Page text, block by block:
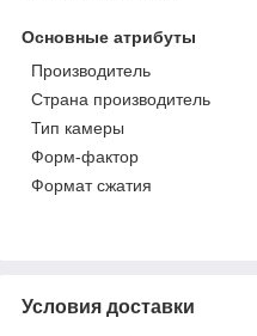
Основные атрибуты
Производитель
Страна производитель
Тип камеры
Форм-фактор
Формат сжатия
Условия доставки